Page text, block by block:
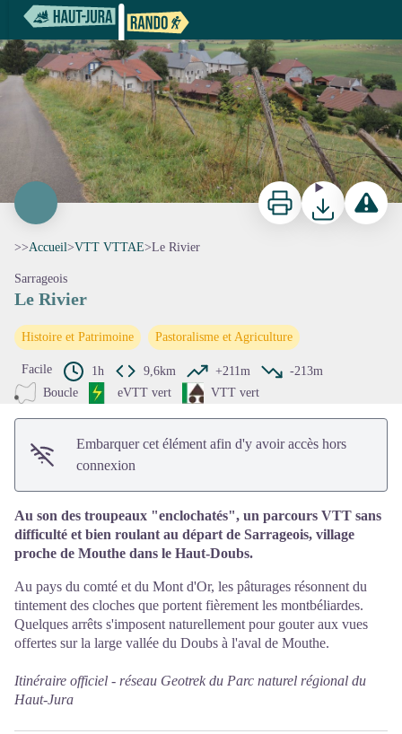
Le Rivier
Le Rivier - F. Jeanparis - PNRHJ
ImprimerTéléchargerSignaler
>>Accueil>VTT VTTAE>Le Rivier
Sarrageois
Le Rivier
Histoire et Patrimoine Pastoralisme et Agriculture
Facile 1h 9,6km +211m
-213m
Boucle
eVTT vert VTT vert
Embarquer cet élément afin d'y avoir accès hors
connexion
Au son des troupeaux "enclochatés", un parcours VTT sans
difficulté et bien roulant au départ de Sarrageois, village
proche de Mouthe dans le Haut-Doubs.
Au pays du comté et du Mont d'Or, les pâturages résonnent du
tintement des cloches que portent fièrement les montbéliardes.
Quelques arrêts s'imposent naturellement pour gouter aux vues
offertes sur la large vallée du Doubs à l'aval de Mouthe.
Itinéraire officiel - réseau Geotrek du Parc naturel régional du
Haut-Jura